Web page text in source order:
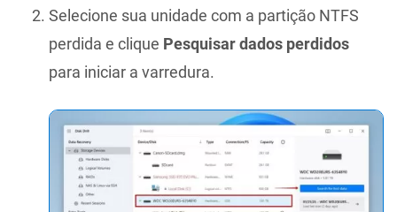
Selecione sua unidade com a partição NTFS
perdida e clique Pesquisar dados perdidos
para iniciar a varredura.